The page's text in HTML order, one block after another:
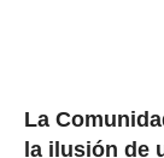
La
la ilusión de